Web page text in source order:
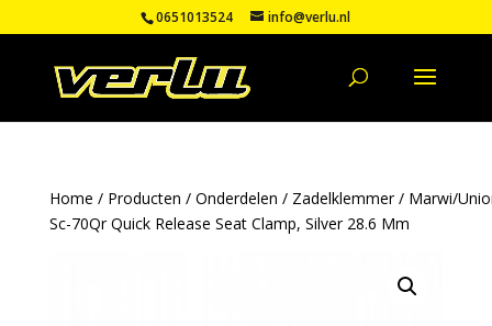
0651013524 info@verlu.nl
Home / Producten / Onderdelen / Zadelklemmer/ Marwi/
Sc-70Qr Quick Release Seat Clamp, Silver 28.6 Mm